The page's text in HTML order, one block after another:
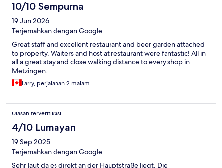
10/10 Sempurna
19 Jun 2026
Terjemahkan dengan Google
Great staff and excellent restaurant and beer garden attached
to property. Waiters and host at restaurant were fantastic! All in
all a great stay and close walking distance to every shop in
Metzingen.
Larry, perjalanan 2 malam
Ulasan terverifikasi
4/10 Lumayan
19 Sep 2025
Terjemahkan dengan Google
Sehr laut da es direkt an der Hauptstraße liegt. Die